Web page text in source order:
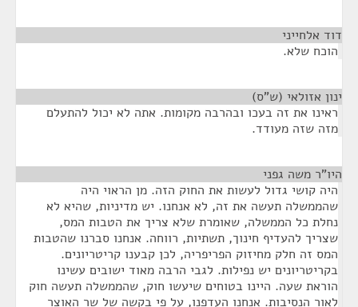
דוד אלחייני
הוכח שלא.
ינון אזולאי (ש"ס)
ראינו את זה בעכו ובהרבה מקומות. אתה לא יכול להתעלם
מזה שזה מעודד.
היו"ר משה גפני
היה קושי גדול לעשות את החוק הזה. מן הראוי היה
שהממשלה תעשה את זה, לא אנחנו. יש מדיניות, שהיא לא
נחלת כל הממשלה, שאומרת שלא צריך את הטבות המס,
שצריך להעדיף חינוך, תשתיות, רווחה. אנחנו סברנו שהטבות
המס זה חלק מחיזוק הפריפריה, לכן קבענו קריטריונים.
בקריטריונים יש נפילות. לגבי הרבה מאוד ישובים עשינו
הוראת שעה. היינו בטוחים שיעשו חוק, שהממשלה תעשה חוק
לאור הנסיבות. אנחנו העדפנו, על פי בקשה של שר האוצר